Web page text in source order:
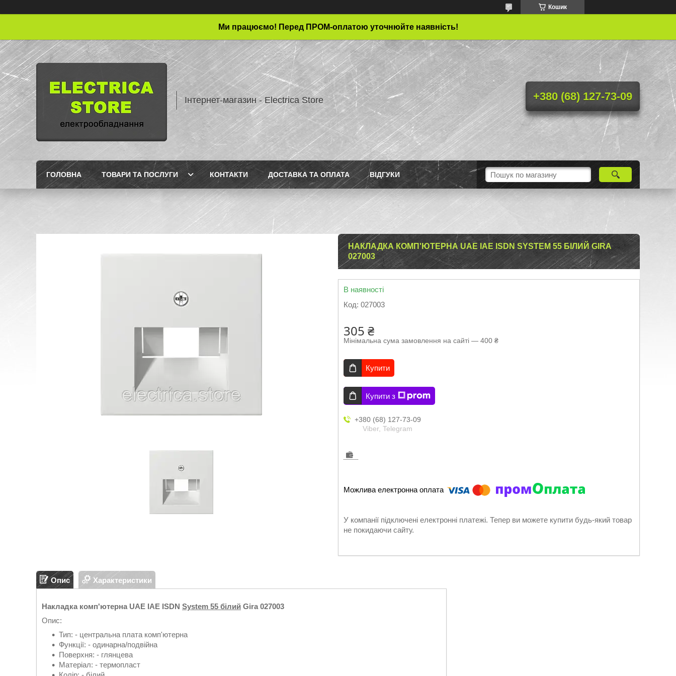
Кошик
Ми працюємо! Перед ПРОМ-оплатою уточнюйте наявність!
Інтернет-магазин - Electrica Store +380 (68) 127-73-09
ГОЛОВНА ТОВАРИ ТА ПОСЛУГИ КОНТАКТИ ДОСТАВКА ТА ОПЛАТА ВІДГУКИ
НАКЛАДКА КОМП'ЮТЕРНА UAE IAE ISDN SYSTEM 55 БІЛИЙ GIRA
027003
В наявності
Код: 027003
305 ₴
Мінімальна сума замовлення на сайті — 400 ₴
Купити
Купити з
+380 (68) 127-73-09
Viber, Telegram
У компанії підключені електронні платежі. Тепер ви можете купити будь-який товар
не покидаючи сайту.
Опис Характеристики
Накладка комп'ютерна UAE IAE ISDN System 55 білий Gira 027003
Опис:
Тип: - центральна плата комп'ютерна
Функції: - одинарна/подвійна
Поверхня: - глянцева
Матеріал: - термопласт